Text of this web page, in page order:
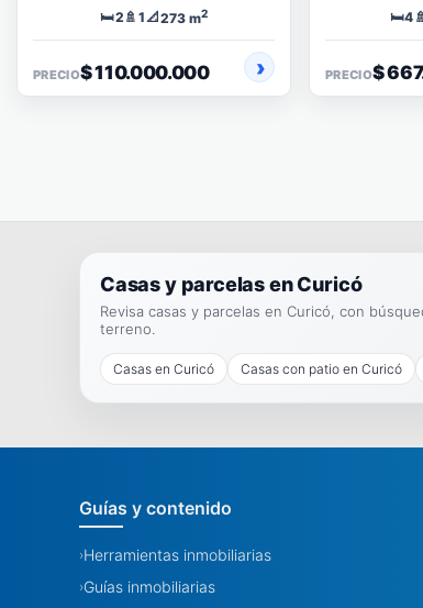
🛏️2 🚿 1📐273 m2
PRECIO$ 110.000.000
🛏️4
PRECIO$
Casas y parcelas en Curicó
Revisa casas y parcelas en Curicó, con
terreno.
Casas en Curicó Casas con patio en Curicó
Guías y contenido
›Herramientas inmobiliarias
›Guías inmobiliarias